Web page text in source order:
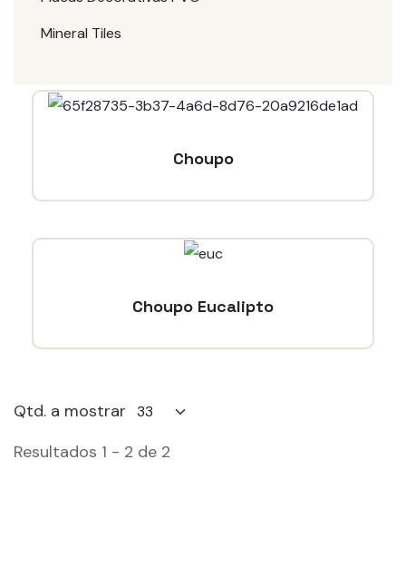
Mineral Tiles
Choupo
Choupo Eucalipto
Qtd. a mostrar
Resultados 1 - 2 de 2